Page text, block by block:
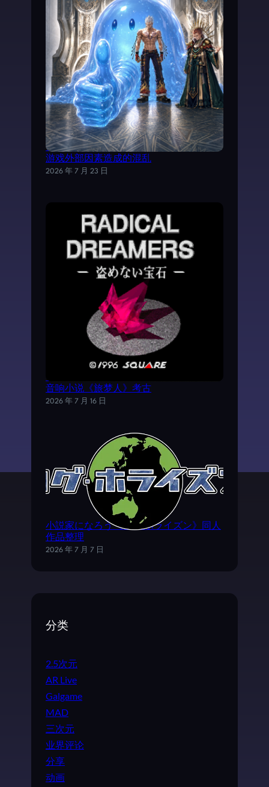
试以AI分析《魔力宝贝》日文剧情，理清
游戏外部因素造成的混乱
2026 年 7 月 23 日
音响小说《旅梦人》考古
2026 年 7 月 16 日
小説家になろう《ログ·ホライズン》同人
作品整理
2026 年 7 月 7 日
分类
2.5次元
AR Live
Galgame
MAD
三次元
业界评论
分享
动画